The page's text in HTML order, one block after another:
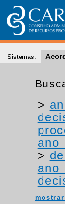
Sistemas:
>
>